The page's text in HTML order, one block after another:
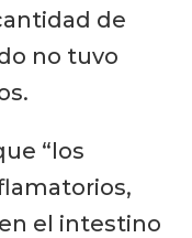
de
no tuvo
“los
el intestino